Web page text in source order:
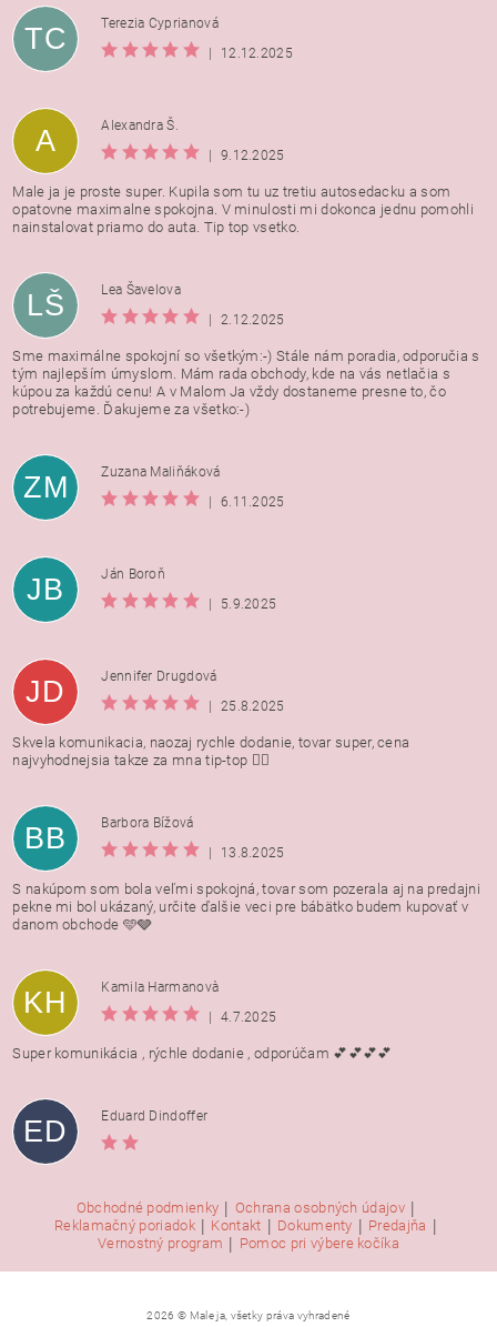
TC
Terezia Cyprianová
|
12.12.2025
A
Alexandra Š.
|
9.12.2025
Male ja je proste super. Kupila som tu uz tretiu autosedacku a som
opatovne maximalne spokojna. V minulosti mi dokonca jednu pomohli
nainstalovat priamo do auta. Tip top vsetko.
LŠ
Lea Šavelova
|
2.12.2025
Sme maximálne spokojní so všetkým:-) Stále nám poradia, odporučia s
tým najlepším úmyslom. Mám rada obchody, kde na vás netlačia s
kúpou za každú cenu! A v Malom Ja vždy dostaneme presne to, čo
potrebujeme. Ďakujeme za všetko:-)
ZM
Zuzana Maliňáková
|
6.11.2025
JB
Ján Boroň
|
5.9.2025
JD
Jennifer Drugdová
|
25.8.2025
Skvela komunikacia, naozaj rychle dodanie, tovar super, cena
najvyhodnejsia takze za mna tip-top 👍🏻
BB
Barbora Bížová
|
13.8.2025
S nakúpom som bola veľmi spokojná, tovar som pozerala aj na predajni
pekne mi bol ukázaný, určite ďalšie veci pre bábätko budem kupovať v
danom obchode 🩵🩶
KH
Kamila Harmanovà
|
4.7.2025
Super komunikácia , rýchle dodanie , odporúčam 💕💕💕💕
ED Eduard Dindoffer
Obchodné podmienky | Ochrana osobných údajov |
Reklamačný poriadok | Kontakt | Dokumenty | Predajňa |
Vernostný program | Pomoc pri výbere kočíka
2026 © Male ja, všetky práva vyhradené